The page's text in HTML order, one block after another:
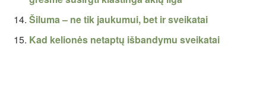
Šiluma – ne tik jaukumui, bet ir sveikatai
Kad kelionės netaptų išbandymu sveikatai